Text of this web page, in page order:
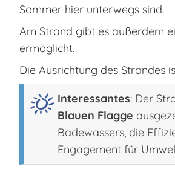
Sommer hier unterwegs sind.
Am Strand gibt es außerdem
ermöglicht.
Die Ausrichtung des Strandes
Interessantes: Der
Blauen Flagge
Badewassers, die
Engagement für